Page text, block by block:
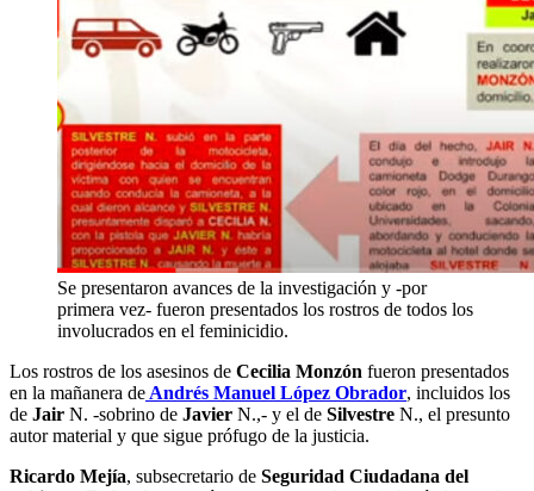
Se presentaron avances de la investigación y -por
primera vez- fueron presentados los rostros de todos los
involucrados en el feminicidio.
Los rostros de los asesinos de Cecilia Monzón fueron presentados
en la mañanera de Andrés Manuel López Obrador, incluidos los
de Jair N. -sobrino de Javier N.,- y el de Silvestre N., el presunto
autor material y que sigue prófugo de la justicia.
Ricardo Mejía, subsecretario de Seguridad Ciudadana del